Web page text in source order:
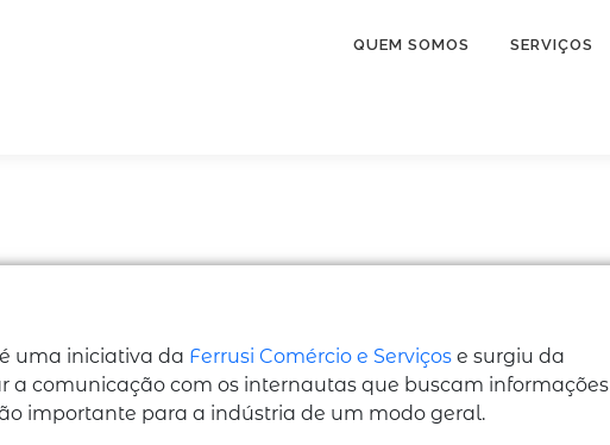
QUEM SOMOS SERVIÇOS
uma iniciativa da Ferrusi Comércio e Serviçose surgiu da
a comunicação com os internautas que buscam informações
importante para a indústria de um modo geral.